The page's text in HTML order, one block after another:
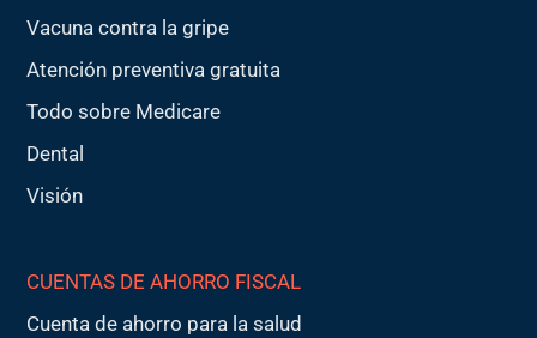
Vacuna contra la gripe
Atención preventiva gratuita
Todo sobre Medicare
Dental
Visión
CUENTAS DE AHORRO FISCAL
Cuenta de ahorro para la salud